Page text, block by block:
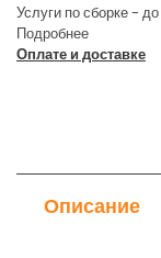
Услуги по сборке -
Подробнее
Оплате и доставке
Описание